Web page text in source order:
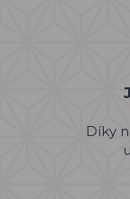
Díky